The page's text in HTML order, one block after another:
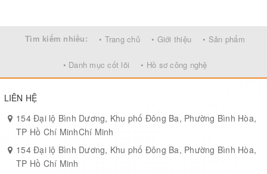
Pát giường xi mạ đồng giả cổ
Tên sản phẩm/Items
Kích thước/Sizes AxBxC
Tìm kiếm nhiều: • Trang chủ • Giới thiệu • Sản phẩm
• Danh mục cốt lõi • Hồ sơ công nghệ
LIÊN HỆ
154 Đại lộ Bình Dương, Khu phố Đông Ba, Phường Bình Hòa,
TP Hồ Chí MinhChí Minh
154 Đại lộ Bình Dương, Khu phố Đông Ba, Phường Bình Hòa,
TP Hồ Chí Minh